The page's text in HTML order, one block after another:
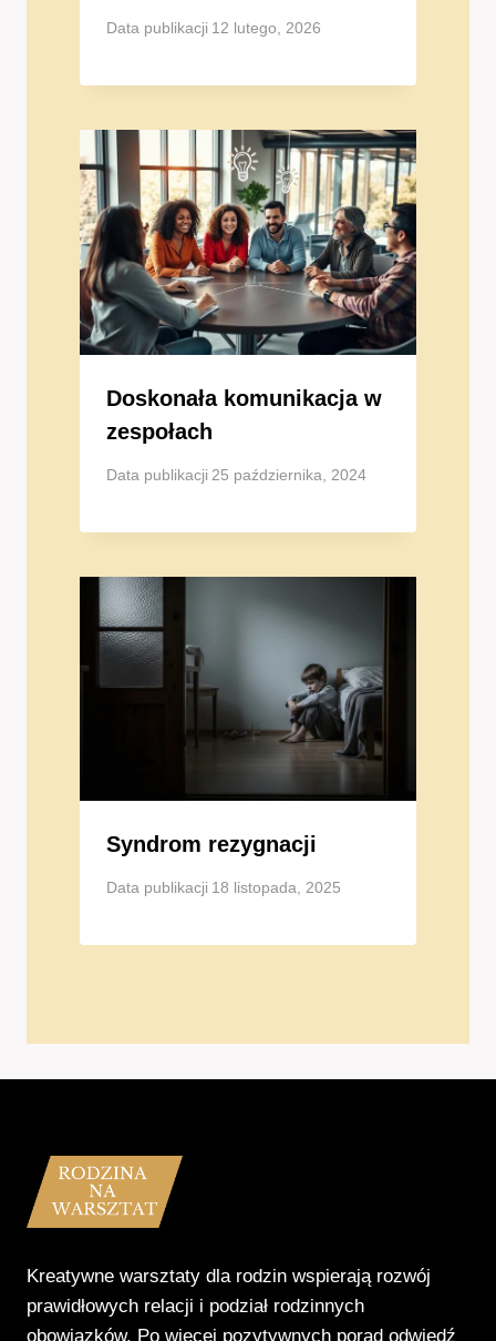
Data publikacji 12 lutego, 2026
Doskonała komunikacja w
zespołach
Data publikacji 25 października, 2024
Syndrom rezygnacji
Data publikacji 18 listopada, 2025
Kreatywne warsztaty dla rodzin wspierają rozwój
prawidłowych relacji i podział rodzinnych
obowiązków. Po więcej pozytywnych porad odwiedź